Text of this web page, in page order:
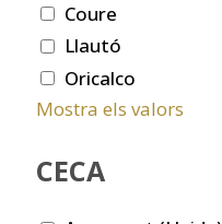
Coure
Llautó
Oricalco
Mostra els valors
CECA